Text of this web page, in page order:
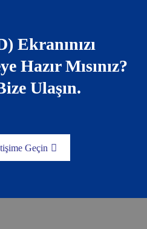
Ekranınızı
Hazır Mısınız?
Ulaşın.
Geçin